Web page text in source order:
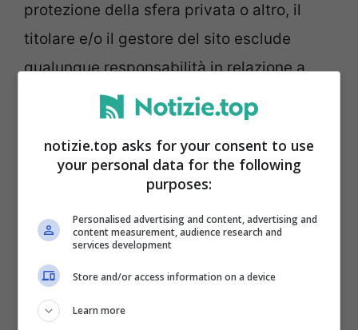
protezione della sfera privata o altro, il
titolare e/o il gestore del sito esclude
qualunque responsabilità in relazione a
qualunque contenuto utente, compresa la
responsabilità per qualunque errore, virus,
diffamazione, offesa scritta, oscenità o
inesattezza che possa essere contenuta
nei contenuti utente o in relazione a
qualunque contenuto utente
eventualmente illegale o a qualunque altro
contenuto utente.
notizie.top asks for your consent to use
your personal data for the following
purposes:
Personalised advertising and content, advertising and
content measurement, audience research and
services development
Store and/or access information on a device
Learn more